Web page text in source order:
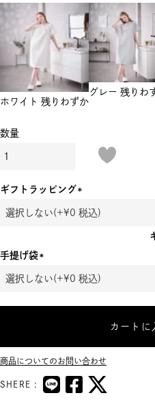
ホワイト 残りわずか
グレー 残りわ
ギフトラッピング
(必
手提げ袋
(必
カートに
商品についてのお問い合わせ
SHERE :